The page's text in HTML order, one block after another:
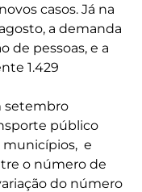
casos. Já na
a demanda
de pessoas, e a
1.429
setembro
público
municípios, e
o número de
do número